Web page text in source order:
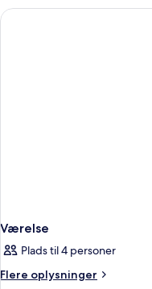
Værelse
Plads til 4 personer
Flere oplysninger
Flere